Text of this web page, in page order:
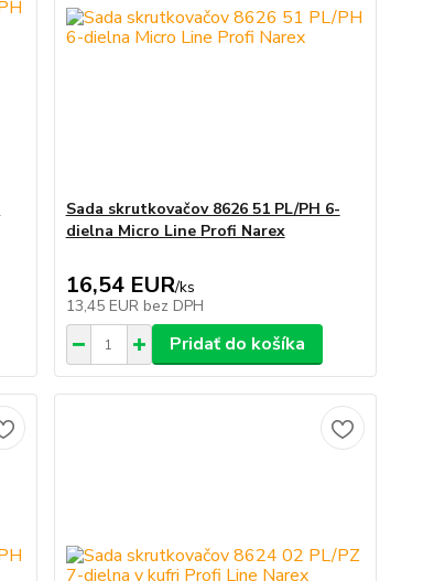
Sada skrutkovačov 8626 51 PL/PH 6-
dielna Micro Line Profi Narex
16,54 EUR/ks
13,45 EUR bez DPH
Pridať do košíka